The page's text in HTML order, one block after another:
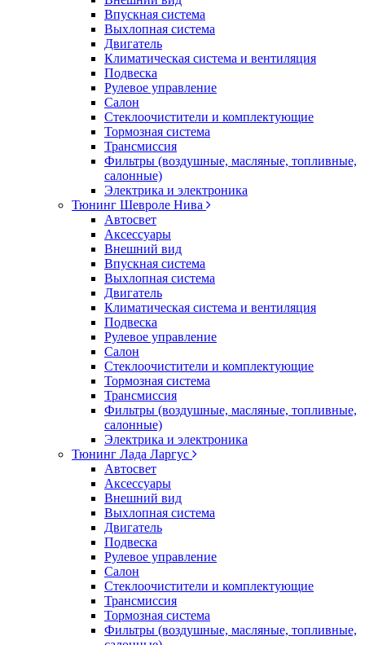
Впускная система
Выхлопная система
Двигатель
Климатическая система и вентиляция
Подвеска
Рулевое управление
Салон
Стеклоочистители и комплектующие
Тормозная система
Трансмиссия
Фильтры (воздушные, масляные, топливные,
салонные)
Электрика и электроника
Тюнинг Шевроле Нива
Автосвет
Аксессуары
Внешний вид
Впускная система
Выхлопная система
Двигатель
Климатическая система и вентиляция
Подвеска
Рулевое управление
Салон
Стеклоочистители и комплектующие
Тормозная система
Трансмиссия
Фильтры (воздушные, масляные, топливные,
салонные)
Электрика и электроника
Тюнинг Лада Ларгус
Автосвет
Аксессуары
Внешний вид
Выхлопная система
Двигатель
Подвеска
Рулевое управление
Салон
Стеклоочистители и комплектующие
Трансмиссия
Тормозная система
Фильтры (воздушные, масляные, топливные,